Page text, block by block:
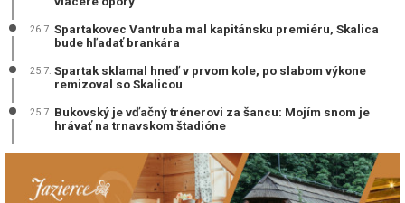
26.7. Spartakovec Vantruba mal kapitánsku premiéru, Skalica
bude hľadať brankára
25.7. Spartak sklamal hneď v prvom kole, po slabom výkone
remizoval so Skalicou
25.7. Bukovský je vďačný trénerovi za šancu: Mojím snom je
hrávať na trnavskom štadióne